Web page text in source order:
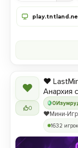
❤
0
0
❤️
Анархия
❤️Мини-
1632